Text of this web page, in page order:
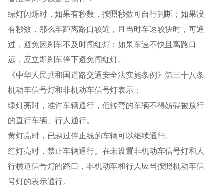
绿灯闪烁时，如果有秒数，按照秒数可自行判断；如果没
有秒数，那么车距离路口较近，且当时车速较快时，可通
过，避免因刹车不及时闯红灯；如果车速不快且离路口
远，应立即刹车停下避免闯红灯。
《中华人民共和国道路交通安全法实施条例》第三十八条
机动车信号灯和非机动车信号灯表示：
绿灯亮时，准许车辆通行，但转弯的车辆不得妨碍被放行
的直行车辆、行人通行。
黄灯亮时，已越过停止线的车辆可以继续通行。
红灯亮时，禁止车辆通行。在未设置非机动车信号灯和人
行横道信号灯的路口，非机动车和行人应当按照机动车信
号灯的表示通行。